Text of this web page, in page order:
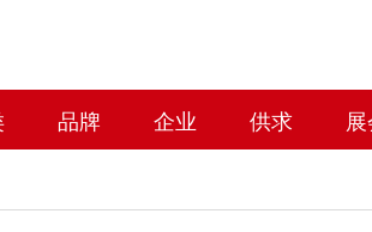
品牌 企业 供求